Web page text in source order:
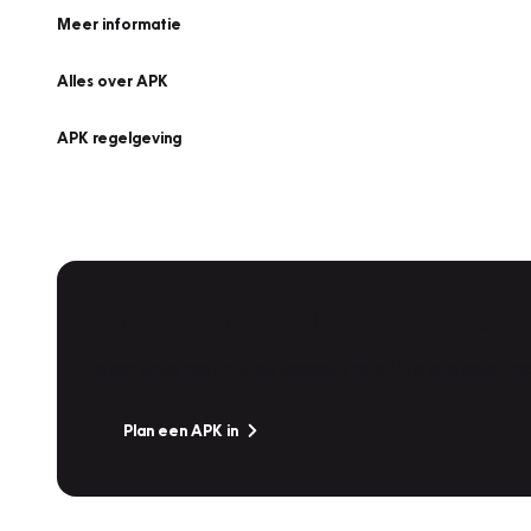
Meer informatie
Alles over APK
APK regelgeving
Plan een APK in